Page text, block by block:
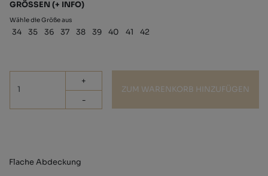
GRÖSSEN (+ INFO)
Wähle die Größe aus
34 35 36 37 38 39 40 41 42
+
-
ZUM WARENKORB HINZUFÜGEN
Flache Abdeckung